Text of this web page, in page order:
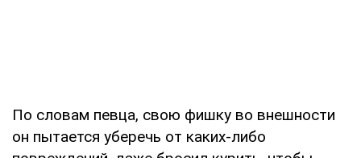
По словам певца, свою фишку во внешности
он пытается уберечь от каких-либо